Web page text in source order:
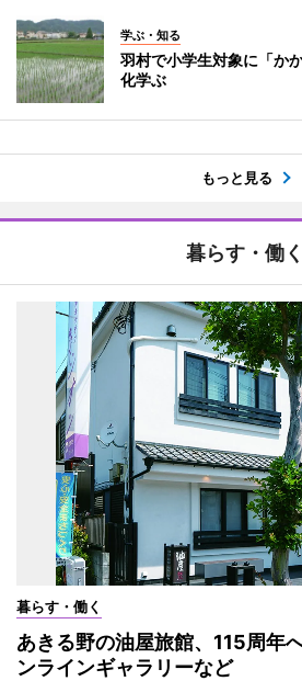
学ぶ・知る
羽村で小学生対象に「
化学ぶ
もっと見る
暮らす・働く
暮らす・働く
あきる野の油屋旅館、115周年
ンラインギャラリーなど